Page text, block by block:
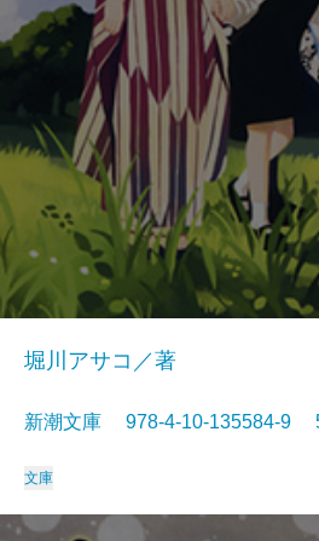
堀川アサコ／著
新潮文庫 978-4-10-135584-9
文庫